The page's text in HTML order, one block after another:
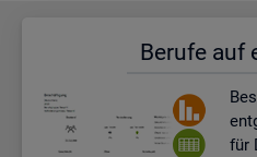
Be­ru­fe auf
für